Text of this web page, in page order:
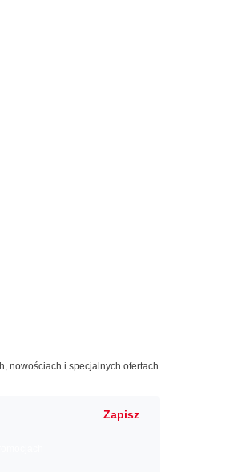
nowościach i specjalnych ofertach
Zapisz